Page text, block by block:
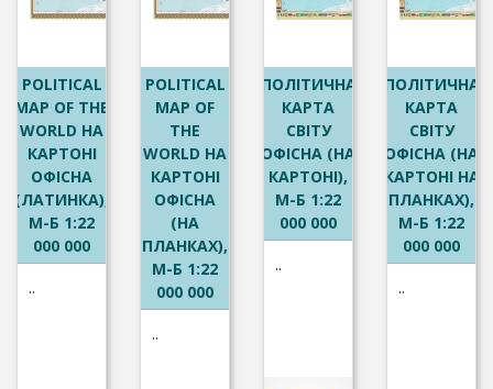
POLITICAL
MAP OF THE
WORLD НА
КАРТОНІ
ОФІСНА
(ЛАТИНКА),
М-Б 1:22
000 000
..
POLITICAL
MAP OF
THE
WORLD НА
КАРТОНІ
ОФІСНА
(НА
ПЛАНКАХ),
М-Б 1:22
000 000
..
ПОЛІТИЧНА
КАРТА
СВІТУ
ОФІСНА (НА
КАРТОНІ),
М-Б 1:22
000 000
..
ПОЛІТИЧНА
КАРТА
СВІТУ
ОФІСНА (НА
КАРТОНІ НА
ПЛАНКАХ),
М-Б 1:22
000 000
..